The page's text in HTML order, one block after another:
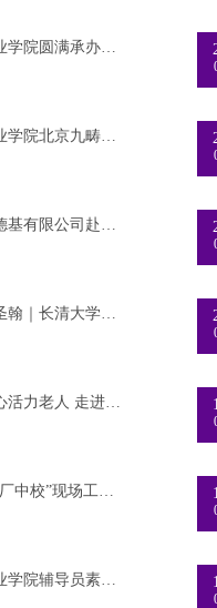
山东圣翰财贸职业学院圆满承办千人展演活动队长
山东圣翰财贸职业学院北京九畴科技有限公司实习
百胜集团青岛肯德基有限公司赴山东圣翰财贸职业
以羽为媒，相聚圣翰｜长清大学城高校第四届“圣
海珀天润康养中心活力老人 走进山东圣翰财贸职业
智能工学院海信“厂中校”现场工程师项目班学生
山东圣翰财贸职业学院辅导员素质能力大赛圆满落